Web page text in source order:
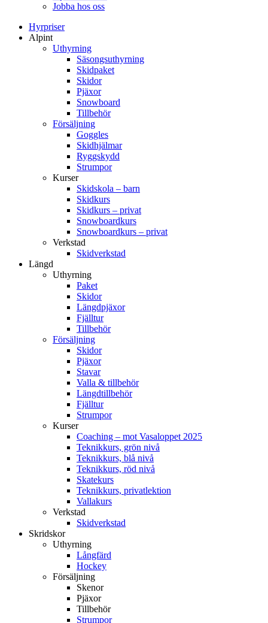
Jobba hos oss
Hyrpriser
Alpint
Uthyrning
Säsongsuthyrning
Skidpaket
Skidor
Pjäxor
Snowboard
Tillbehör
Försäljning
Goggles
Skidhjälmar
Ryggskydd
Strumpor
Kurser
Skidskola – barn
Skidkurs
Skidkurs – privat
Snowboardkurs
Snowboardkurs – privat
Verkstad
Skidverkstad
Längd
Uthyrning
Paket
Skidor
Längdpjäxor
Fjälltur
Tillbehör
Försäljning
Skidor
Pjäxor
Stavar
Valla & tillbehör
Längdtillbehör
Fjälltur
Strumpor
Kurser
Coaching – mot Vasaloppet 2025
Teknikkurs, grön nivå
Teknikkurs, blå nivå
Teknikkurs, röd nivå
Skatekurs
Teknikkurs, privatlektion
Vallakurs
Verkstad
Skidverkstad
Skridskor
Uthyrning
Långfärd
Hockey
Försäljning
Skenor
Pjäxor
Tillbehör
Strumpor